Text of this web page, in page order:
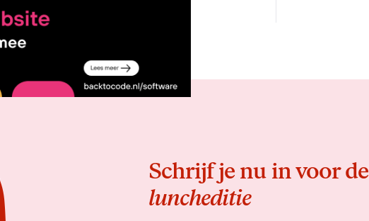
Schrijf je nu in voor de
luncheditie